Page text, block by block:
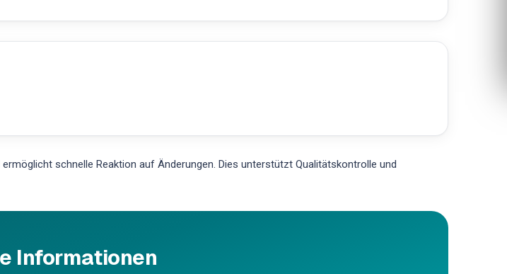
schnelle Reaktion auf Änderungen. Dies unterstützt Qualitätskontrolle und
Informationen